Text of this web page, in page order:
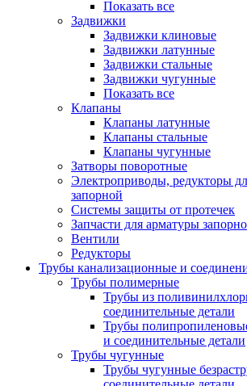
Показать все
Задвижки
Задвижки клиновые
Задвижки латунные
Задвижки стальные
Задвижки чугунные
Показать все
Клапаны
Клапаны латунные
Клапаны стальные
Клапаны чугунные
Затворы поворотные
Электроприводы, редукторы
запорной
Системы защиты от протечек
Запчасти для арматуры
Вентили
Редукторы
Трубы канализационные и
Трубы полимерные
Трубы из
соединительные детали
Трубы
и соединительные детали
Трубы чугунные
Трубы чугунные